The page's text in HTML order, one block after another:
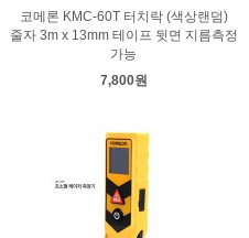
코메론 KMC-60T 터치락 (색상랜덤)
줄자 3m x 13mm 테이프 뒷면 지름측정
가능
7,800원